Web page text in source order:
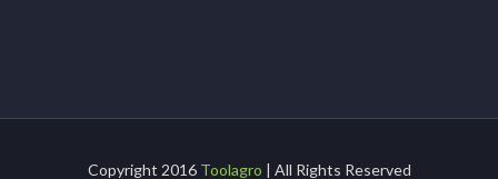
Copyright 2016 Toolagro | All Rights Reserved